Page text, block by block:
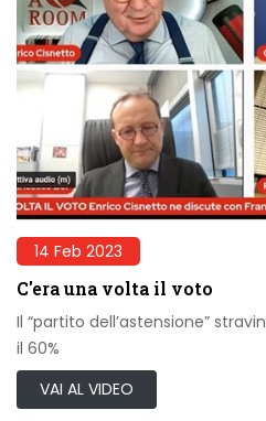
14 Feb 2023
C'era una volta il voto
Il “partito dell’astensione”
il 60%
VAI AL VIDEO